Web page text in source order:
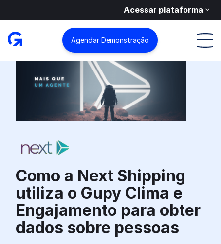
Acessar plataforma
Agendar Demonstração
Como a Next Shipping
utiliza o Gupy Clima e
Engajamento para obter
dados sobre pessoas